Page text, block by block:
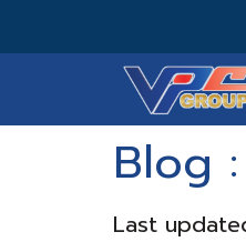
Blog
Last